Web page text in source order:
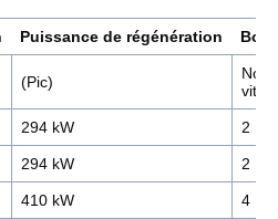
Puissance de régénération
(Pic)
294 kW 2
294 kW 2
410 kW 4